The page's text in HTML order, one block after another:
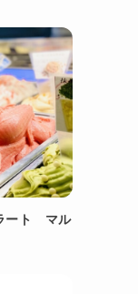
ート マル